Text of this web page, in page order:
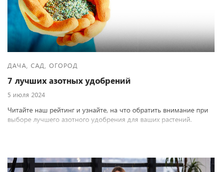
ДАЧА, САД, ОГОРОД
7 лучших азотных удобрений
5 июля 2024
Читайте наш рейтинг и узнайте, на что обратить внимание при
выборе лучшего азотного удобрения для ваших растений.